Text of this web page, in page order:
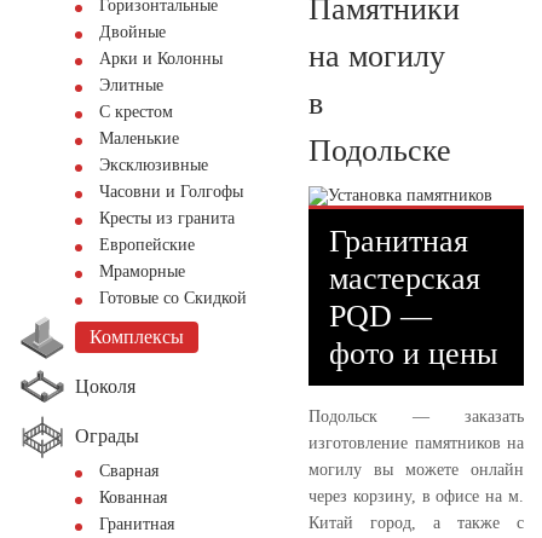
Горизонтальные
Двойные
Арки и Колонны
Элитные
С крестом
Маленькие
Эксклюзивные
Часовни и Голгофы
Кресты из гранита
Европейские
Мраморные
Готовые со Скидкой
Комплексы
Цоколя
Ограды
Сварная
Кованная
Гранитная
Памятники
на могилу
в
Подольске
Гранитная
мастерская
PQD —
фото и цены
Подольск — заказать
изготовление памятников на
могилу вы можете онлайн
через корзину, в офисе на м.
Китай город, а также с